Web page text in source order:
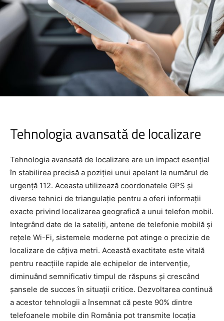
Tehnologia avansată de localizare
Tehnologia avansată de localizare are un impact esențial
în stabilirea precisă a poziției unui apelant la numărul de
urgență 112. Aceasta utilizează coordonatele GPS și
diverse tehnici de triangulație pentru a oferi informații
exacte privind localizarea geografică a unui telefon mobil.
Integrând date de la sateliți, antene de telefonie mobilă și
rețele Wi-Fi, sistemele moderne pot atinge o precizie de
localizare de câțiva metri. Această exactitate este vitală
pentru reacțiile rapide ale echipelor de intervenție,
diminuând semnificativ timpul de răspuns și crescând
șansele de succes în situații critice. Dezvoltarea continuă
a acestor tehnologii a însemnat că peste 90% dintre
telefoanele mobile din România pot transmite locația